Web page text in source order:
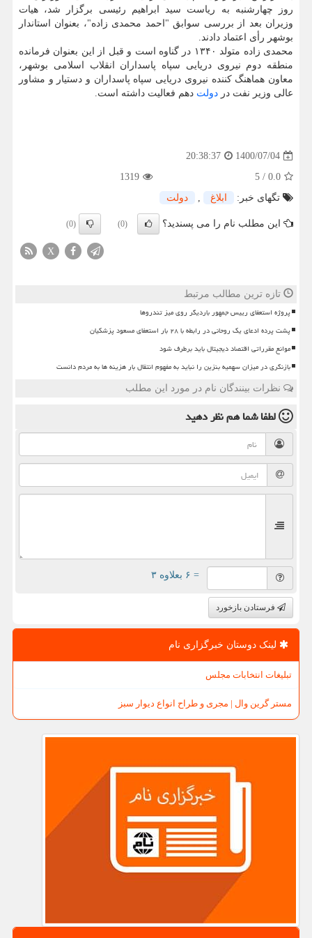
روز چهارشنبه به ریاست سید ابراهیم رئیسی برگزار شد، هیات
وزیران بعد از بررسی سوابق "احمد محمدی زاده"، بعنوان استاندار
بوشهر رأی اعتماد دادند.
محمدی زاده متولد ۱۳۴۰ در گناوه است و قبل از این بعنوان فرمانده
منطقه دوم نیروی دریایی سپاه پاسداران انقلاب اسلامی بوشهر،
معاون هماهنگ کننده نیروی دریایی سپاه پاسداران و دستیار و مشاور
عالی وزیر نفت در دولت دهم فعالیت داشته است.
1400/07/04
20:38:37
0.0
/
5
1319
تگهای خبر:
ابلاغ , دولت
این مطلب نام را می پسندید؟ (0)
(0)
X
تازه ترین مطالب مرتبط
پروژه استعفای رییس جمهور باردیگر روی میز تندروها
پشت پرده ادعای یک روحانی در رابطه با ۲۸ بار استعفای مسعود پزشکیان
موانع مقرراتی اقتصاد دیجیتال باید برطرف شود
بازنگری در میزان سهمیه بنزین را نباید به مفهوم انتقال بار هزینه ها به مردم دانست
نظرات بینندگان نام در مورد این مطلب
لطفا شما همنظر دهید
= ۶ بعلاوه ۳
فرستادن بازخورد
لینک دوستان خبرگزاری نام
تبلیغات انتخابات مجلس
مستر گرین وال | مجری و طراح انواع دیوار سبز